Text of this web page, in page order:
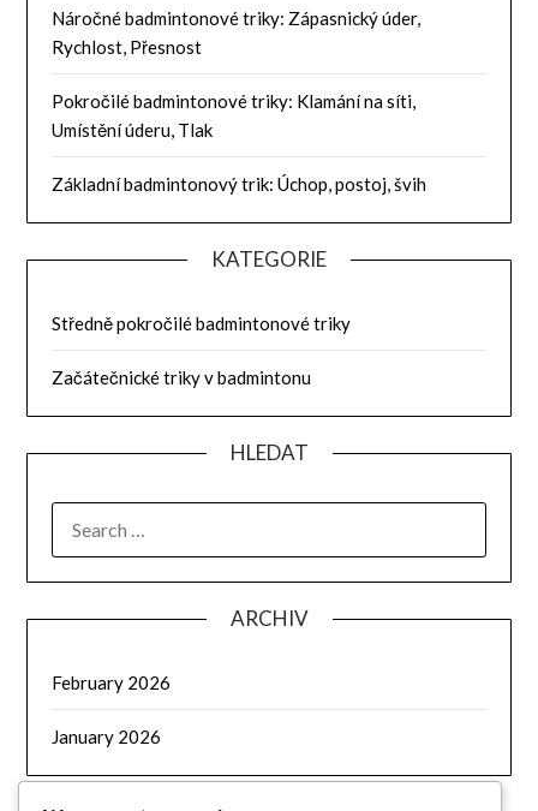
Náročné badmintonové triky: Zápasnický úder,
Rychlost, Přesnost
Pokročilé badmintonové triky: Klamání na síti,
Umístění úderu, Tlak
Základní badmintonový trik: Úchop, postoj, švih
KATEGORIE
Středně pokročilé badmintonové triky
Začátečnické triky v badmintonu
HLEDAT
FOR:
ARCHIV
February 2026
January 2026